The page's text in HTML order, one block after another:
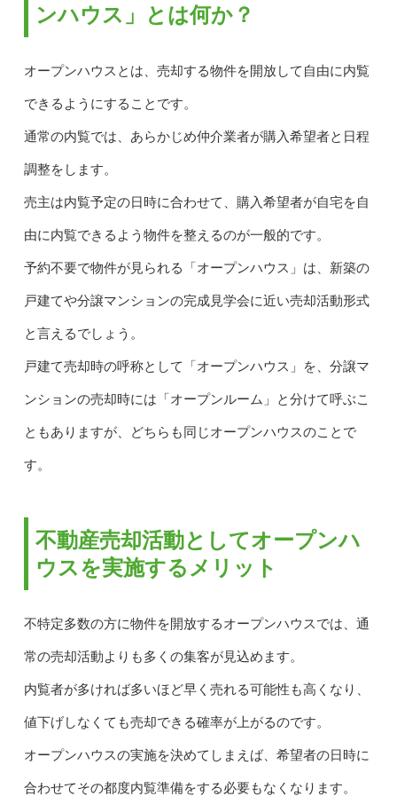
ンハウス」とは何か？
オープンハウスとは、売却する物件を開放して自由に内覧
できるようにすることです。
通常の内覧では、あらかじめ仲介業者が購入希望者と日程
調整をします。
売主は内覧予定の日時に合わせて、購入希望者が自宅を自
由に内覧できるよう物件を整えるのが一般的です。
予約不要で物件が見られる「オープンハウス」は、新築の
戸建てや分譲マンションの完成見学会に近い売却活動形式
と言えるでしょう。
戸建て売却時の呼称として「オープンハウス」を、分譲マ
ンションの売却時には「オープンルーム」と分けて呼ぶこ
ともありますが、どちらも同じオープンハウスのことで
す。
不動産売却活動としてオープンハ
ウスを実施するメリット
不特定多数の方に物件を開放するオープンハウスでは、通
常の売却活動よりも多くの集客が見込めます。
内覧者が多ければ多いほど早く売れる可能性も高くなり、
値下げしなくても売却できる確率が上がるのです。
オープンハウスの実施を決めてしまえば、希望者の日時に
合わせてその都度内覧準備をする必要もなくなります。